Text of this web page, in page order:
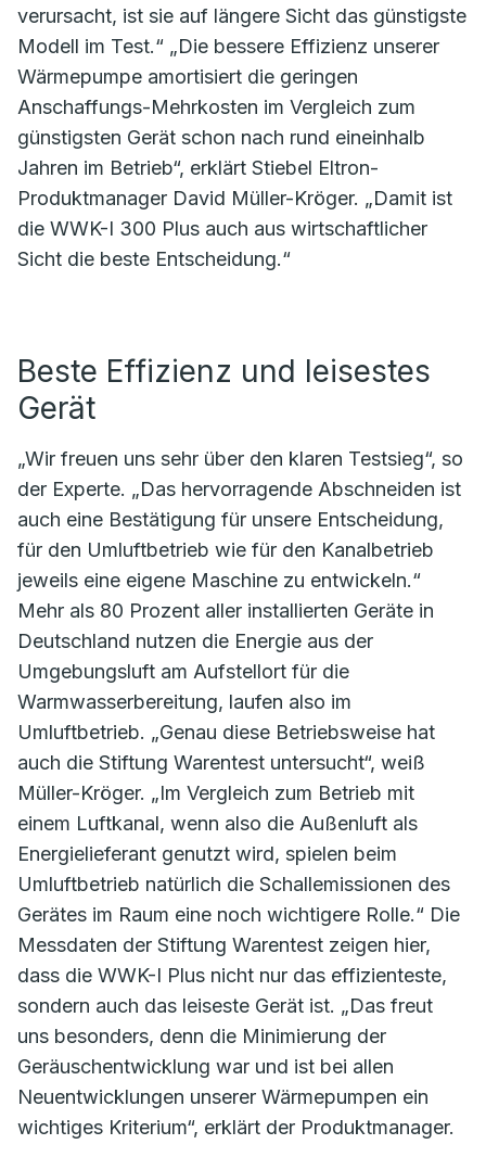
verursacht, ist sie auf längere Sicht das günstigste
Modell im Test.“ „Die bessere Effizienz unserer
Wärmepumpe amortisiert die geringen
Anschaffungs-Mehrkosten im Vergleich zum
günstigsten Gerät schon nach rund eineinhalb
Jahren im Betrieb“, erklärt Stiebel Eltron-
Produktmanager David Müller-Kröger. „Damit ist
die WWK-I 300 Plus auch aus wirtschaftlicher
Sicht die beste Entscheidung.“
Beste Effizienz und leisestes
Gerät
„Wir freuen uns sehr über den klaren Testsieg“, so
der Experte. „Das hervorragende Abschneiden ist
auch eine Bestätigung für unsere Entscheidung,
für den Umluftbetrieb wie für den Kanalbetrieb
jeweils eine eigene Maschine zu entwickeln.“
Mehr als 80 Prozent aller installierten Geräte in
Deutschland nutzen die Energie aus der
Umgebungsluft am Aufstellort für die
Warmwasserbereitung, laufen also im
Umluftbetrieb. „Genau diese Betriebsweise hat
auch die Stiftung Warentest untersucht“, weiß
Müller-Kröger. „Im Vergleich zum Betrieb mit
einem Luftkanal, wenn also die Außenluft als
Energielieferant genutzt wird, spielen beim
Umluftbetrieb natürlich die Schallemissionen des
Gerätes im Raum eine noch wichtigere Rolle.“ Die
Messdaten der Stiftung Warentest zeigen hier,
dass die WWK-I Plus nicht nur das effizienteste,
sondern auch das leiseste Gerät ist. „Das freut
uns besonders, denn die Minimierung der
Geräuschentwicklung war und ist bei allen
Neuentwicklungen unserer Wärmepumpen ein
wichtiges Kriterium“, erklärt der Produktmanager.